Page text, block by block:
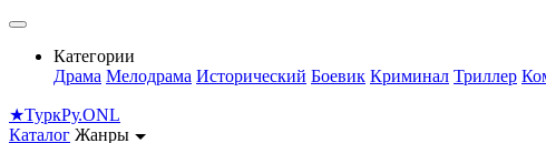
Категории
Драма Мелодрама Исторический Боевик Криминал Триллер
★ТуркРу.ONL
Каталог Жанры